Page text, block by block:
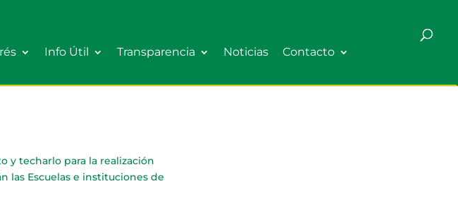
Info Útil Transparencia Noticias Contacto
y techarlo para la realización
las Escuelas e instituciones de